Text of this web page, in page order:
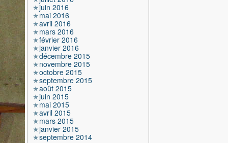
juin 2016
mai 2016
avril 2016
mars 2016
février 2016
janvier 2016
décembre 2015
novembre 2015
octobre 2015
septembre 2015
août 2015
juin 2015
mai 2015
avril 2015
mars 2015
janvier 2015
septembre 2014